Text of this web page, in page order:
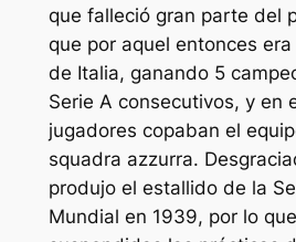
que falleció gran parte del
que por aquel entonces
de Italia, ganando 5
Serie A consecutivos, y en
jugadores copaban el
squadra azzurra.
produjo el estallido de la
Mundial en 1939, por lo